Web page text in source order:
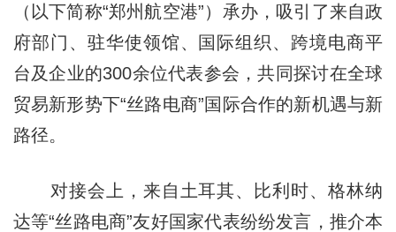
（以下简称“郑州航空港”）承办，吸引了来自政
府部门、驻华使领馆、国际组织、跨境电商平
台及企业的300余位代表参会，共同探讨在全球
贸易新形势下“丝路电商”国际合作的新机遇与新
路径。
对接会上，来自土耳其、比利时、格林纳
达等“丝路电商”友好国家代表纷纷发言，推介本